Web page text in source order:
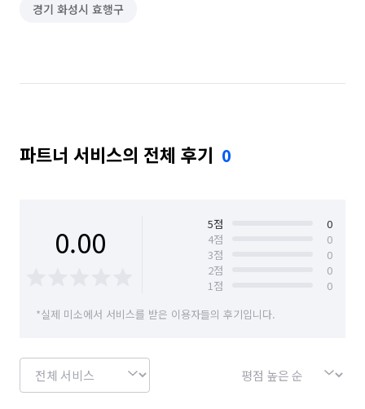
경기 화성시 효행구
파트너 서비스의 전체 후기 0
0.00 5점
0
4점
0
3점
0
2점
0
1점
0
*실제 미소에서 서비스를 받은 이용자들의 후기입니다.